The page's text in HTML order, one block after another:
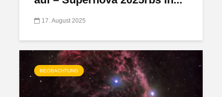
17. August 2025
BEOBACHTUNG